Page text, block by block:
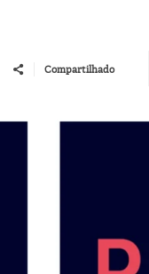
Compartilhado